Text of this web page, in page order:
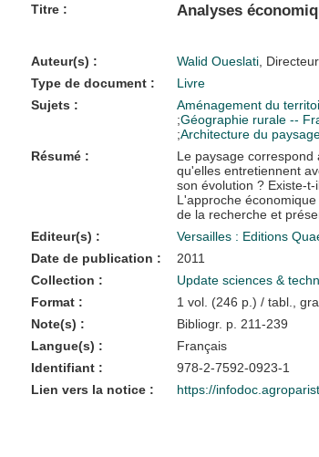
Titre : Analyses
Auteur(s) : Walid Oueslati,
Type de document :
Livre
Sujets :
Aménagement du
;Géographie rurale --
;Architecture du
Résumé :
Le paysage
qu'elles entretiennent
son évolution ? Existe-
L'approche
de la recherche et
Editeur(s) :
Versailles : Editions
Date de publication :
2011
Collection :
Update sciences &
Format :
1 vol. (246 p.) / tabl.,
Note(s) :
Bibliogr. p. 211-239
Langue(s) :
Français
Identifiant :
978-2-7592-0923-1
Lien vers la notice :
https://